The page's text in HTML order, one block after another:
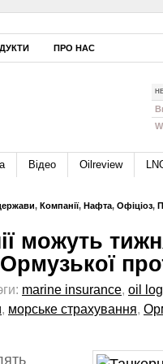
ПРО НАС
Відео Oilreview
, Компанії, Нафта, Офіціоз,
можуть
marine insurance, oil
, морське страхування,